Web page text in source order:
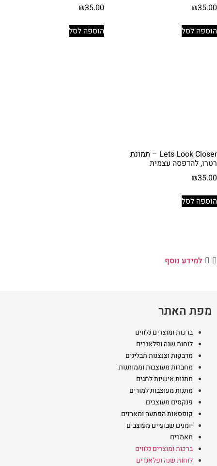
₪35.00
הוספה לסל
₪35.00
הוספה לסל
Lets Look Closer – תמונת
רטרו, להדפסה עצמית
₪35.00
הוספה לסל
למידע נוסף
מפת האתר
ברכות ומוצרים נלווים
לוחות שנה ופלאנרים
מדבקות וצנצנות תבלינים
מחברות מעוצבות וממותגות
מתנות אישיות לחגים
מתנות מעוצבות למורים
פנקסים מעוצבים
קופסאות הפתעה ומארזים
יומנים שבועיים מעוצבים
מאמרים
ברכות ומוצרים נלווים
לוחות שנה ופלאנרים